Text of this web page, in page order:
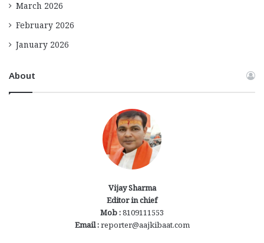
March 2026
February 2026
January 2026
About
Vijay Sharma
Editor in chief
Mob :8109111553
Email :reporter@aajkibaat.com